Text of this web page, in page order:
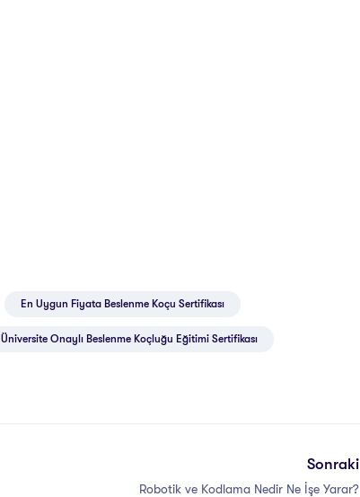
En Uygun Fiyata Beslenme Koçu Sertifikası
Üniversite Onaylı Beslenme Koçluğu Eğitimi Sertifikası
Sonraki
Robotik ve Kodlama Nedir Ne İşe Yarar?